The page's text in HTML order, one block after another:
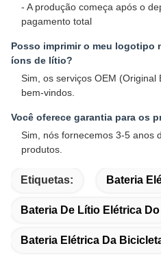
- A produção começa após o
pagamento total
Posso imprimir o meu logotipo
íons de lítio?
Sim, os serviços OEM
bem-vindos.
Você oferece garantia para os
Sim, nós fornecemos 3-5 anos
produtos.
Etiquetas: Bateria
Bateria De Lítio Elétrica
Bateria Elétrica Da